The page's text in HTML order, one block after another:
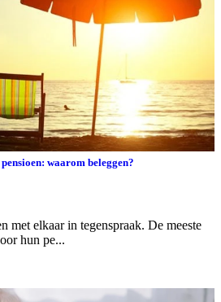
waarom beleggen?
met elkaar in tegenspraak. De meeste
hun pe...